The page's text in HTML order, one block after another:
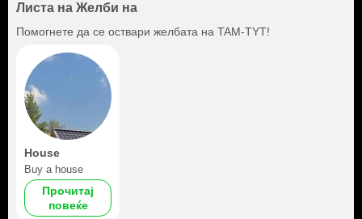
Листа на Желби на
Помогнете да се оствари желбата на TAM-TYT!
House
Buy a house
Прочитај
повеќе